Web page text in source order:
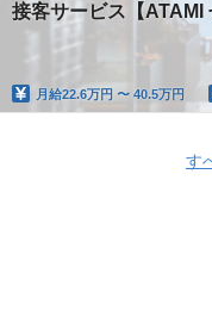
接客サービス【ATAMI
月給22.6万円 〜 40.5万円
す